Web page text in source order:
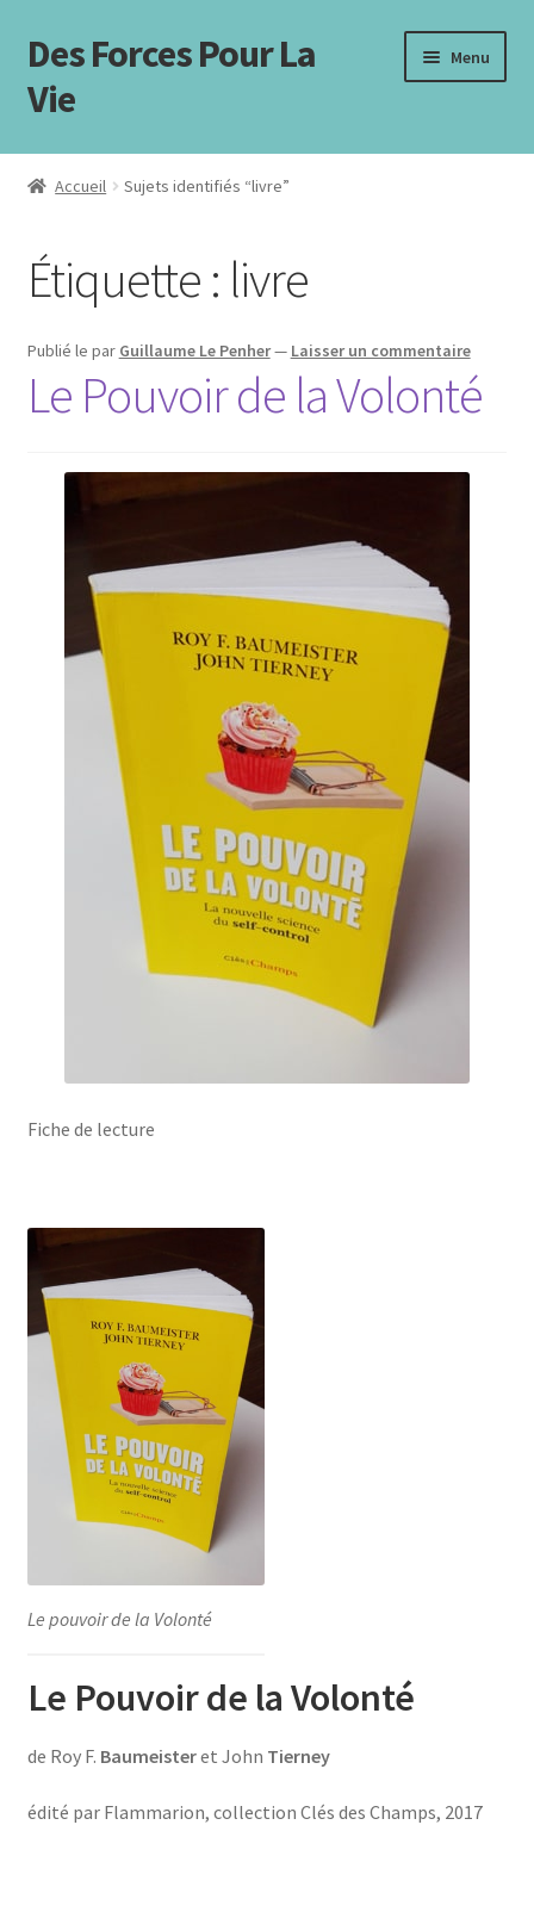
Aller
à
la
Aller
au
contenu
Des Forces Pour La
Vie
Menu
Accueil
Blog
Boutique
C’est presque fini ! Dernière étape !
Coaching Certifié CliftonStrengths
Débutants, commencez ici !
Histoires de Forces
Merci pour votre commentaire !
Mon compte
Oups ! La page que vous avez demandé n’existe pas ! :)
QUIZ
Statistiques des Forces
TALENTS EN ACTION !
TESTEZ-VOUS : tous les tests de personnalité
Une GROWTH Année !
Validation de la commande
Accueil Sujets identifiés “livre”
Étiquette : livre
Publié le par Guillaume Le Penher— Laisser un commentaire
Le Pouvoir de la Volonté
Fiche de lecture
Le pouvoir de la Volonté
Le Pouvoir de la Volonté
de Roy F. Baumeisteret John Tierney
édité par Flammarion, collection Clés des Champs, 2017